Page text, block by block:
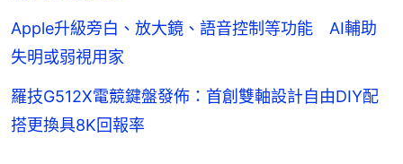
Apple升級旁白、放大鏡、語音控制等功能 AI輔助
失明或弱視用家
羅技G512X電競鍵盤發佈：首創雙軸設計自由DIY配
搭更換具8K回報率